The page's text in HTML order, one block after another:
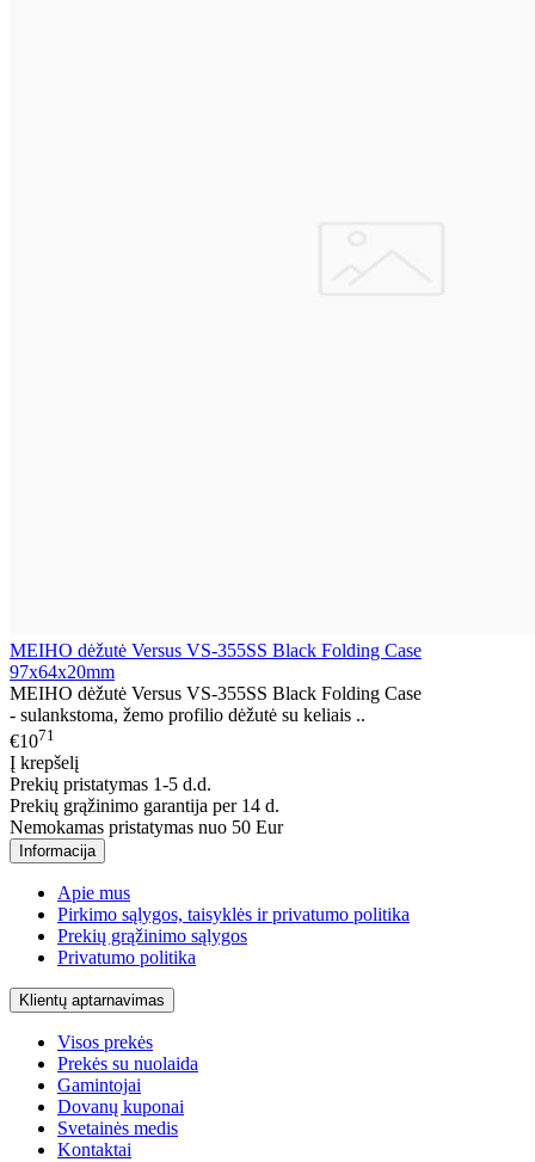
MEIHO dėžutė Versus VS-355SS Black Folding Case
97x64x20mm
MEIHO dėžutė Versus VS-355SS Black Folding Case
- sulankstoma, žemo profilio dėžutė su keliais ..
€1071
Į krepšelį
Prekių pristatymas 1-5 d.d.
Prekių grąžinimo garantija per 14 d.
Nemokamas pristatymas nuo 50 Eur
Informacija
Apie mus
Pirkimo sąlygos, taisyklės ir privatumo politika
Prekių grąžinimo sąlygos
Privatumo politika
Klientų aptarnavimas
Visos prekės
Prekės su nuolaida
Gamintojai
Dovanų kuponai
Svetainės medis
Kontaktai